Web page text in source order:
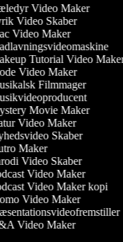
Video Maker
Video Skaber
Video Maker
Tutorial Video Maker
Video Maker
Filmmager
Movie Maker
Video Maker
Skaber
Maker
Video Skaber
Video Maker
Video Maker kopi
Video Maker
Video Maker